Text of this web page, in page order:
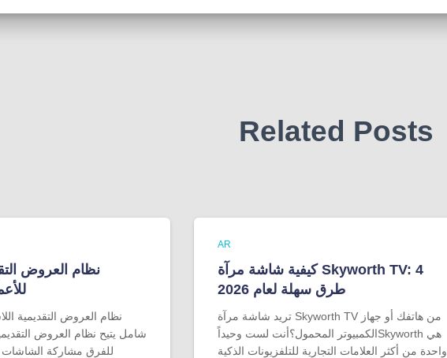
Related Posts
نظام العروض
نظام العروض التقديمية
شامل يتيح نظام العروض
للفرق مشاركة الشاشات
AR
كيفية شاشة مرآة Skyworth TV: 4
طرق سهلة لعام 2026
تريد شاشة مرآة Skyworth TV من هاتفك أو جهاز
الكمبيوتر المحمول؟أنت لست وحيداًSkyworth هي
واحدة من أكثر العلامات التجارية للتلفزيونات الذكية